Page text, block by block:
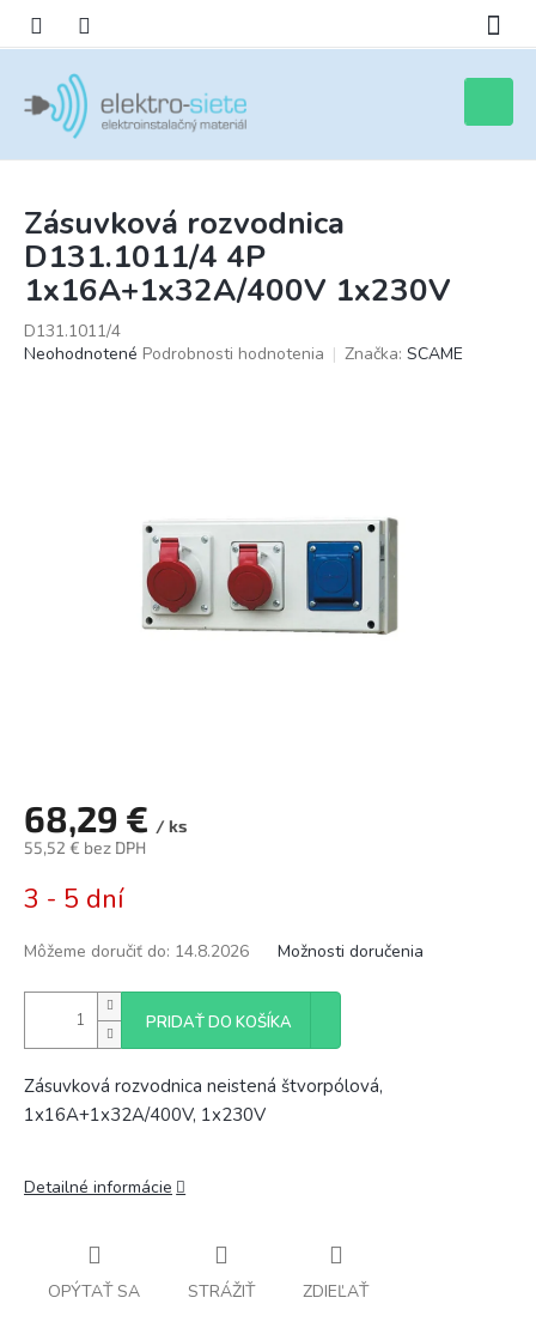
obsah
košík
Zásuvková rozvodnica
D131.1011/4 4P
1x16A+1x32A/400V 1x230V
D131.1011/4
Priemerné
Neohodnotené Podrobnosti hodnotenia Značka: SCAME
68,29 € / ks
55,52 € bez DPH
cena:
3 - 5 dní
Môžeme doručiť do: 14.8.2026 Možnosti doručenia
PRIDAŤ DO KOŠÍKA
Zásuvková rozvodnica neistená štvorpólová,
1x16A+1x32A/400V, 1x230V
Detailné informácie
OPÝTAŤ SA STRÁŽIŤ ZDIEĽAŤ